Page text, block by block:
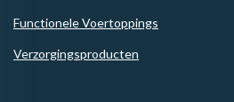
Functionele Voertoppings
Verzorgingsproducten